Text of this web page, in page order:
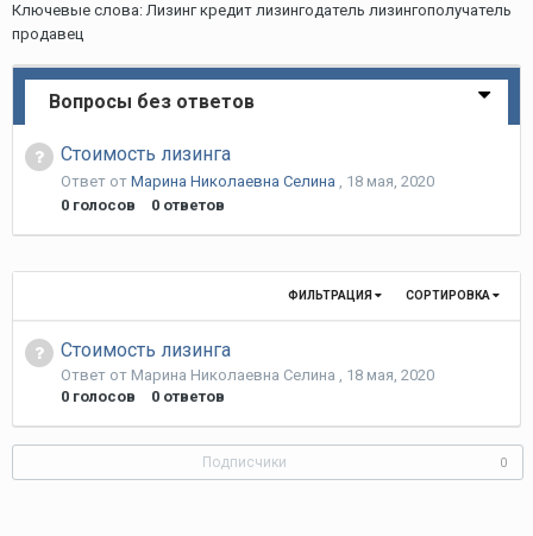
Ключевые слова: Лизинг кредит лизингодатель лизингополучатель
продавец
Вопросы без ответов
Стоимость лизинга
Ответ от Марина Николаевна Селина , 18 мая, 2020
0 голосов 0 ответов
СОРТИРОВКА
ФИЛЬТРАЦИЯ
Стоимость лизинга
Ответ от Марина Николаевна Селина
18 мая, 2020
0 голосов 0 ответов
Подписчики 0